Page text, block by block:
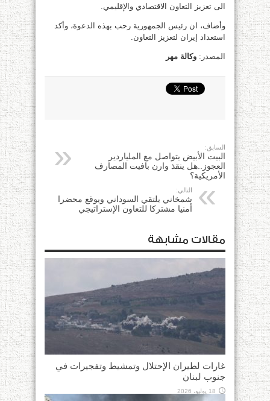
الى تعزيز التعاون الاقتصادي والإقليمي.
وأضاف، ان رئيس الجمهورية رحب بهذه الدعوة، وأكد
استعداد إيران لتعزيز التعاون.
المصدر: وكالة مهر
السابق:
البيت الأبيض يتواصل مع الملياردير
العجوز..هل ينقذ وارن بافيت المصارف
الأمريكية؟
التالي:
شمخاني يلتقي السوداني ويوقع محضرا
أمنيا مشتركا للتعاون الإستراتيجي
مقالات مشابهة
غارات لطيران الإحتلال وتمشيط وتفجيرات في
جنوب لبنان
18 يوليو، 2026